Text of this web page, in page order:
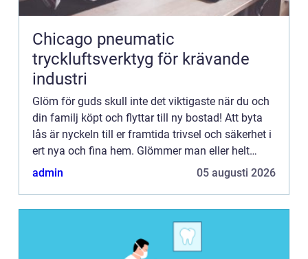
Chicago pneumatic
tryckluftsverktyg för krävande
industri
Glöm för guds skull inte det viktigaste när du och
din familj köpt och flyttar till ny bostad! Att byta
lås är nyckeln till er framtida trivsel och säkerhet i
ert nya och fina hem. Glömmer man eller helt
enkel...
admin 05 augusti 2026